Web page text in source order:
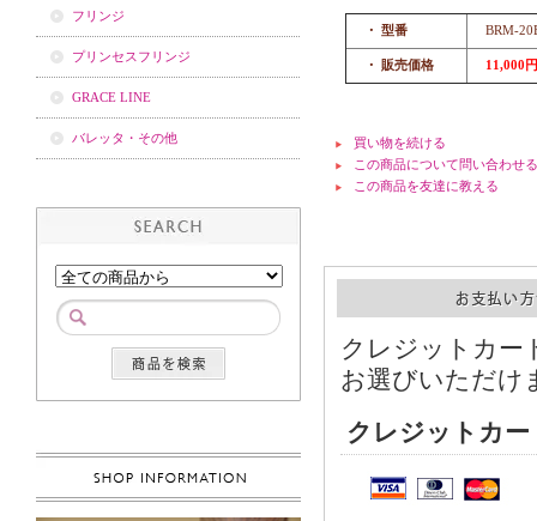
フリンジ
プリンセスフリンジ
GRACE LINE
バレッタ・その他
・ 型番 BRM-
・ 販売価格 11,000円
買い物を続ける
この商品について問い合わせる
この商品を友達に教える
クレジットカー
お選びいただけ
クレジットカー